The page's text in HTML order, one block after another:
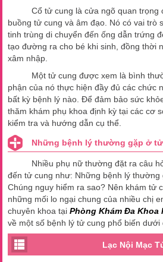
Cổ tử cung là cửa ngõ quan trọng
buồng tử cung và âm đạo. Nó có vai trò
tinh trùng di chuyển đến ống dẫn trứng
tạo đường ra cho bé khi sinh, đồng thời
xâm nhập.
Một tử cung được xem là bình
phận của nó thực hiện đầy đủ các chức
bất kỳ bệnh lý nào. Để đảm bảo sức
thăm khám phụ khoa định kỳ tại các cơ
kiểm tra và hướng dẫn cụ thể.
Những bệnh lý thường gặp ở
Nhiều phụ nữ thường đặt ra câu hỏi
đến tử cung như: Những bệnh lý
Chúng nguy hiểm ra sao? Nên khám tử
những mối lo ngại chung của nhiều chị
chuyên khoa tạiPhòng Khám Đa Khoa
về một số bệnh lý tử cung phổ biến dưới
Lạc Nội Mạc Tử